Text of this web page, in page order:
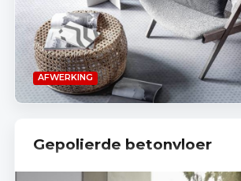
AFWERKING
Gepolierde betonvloer